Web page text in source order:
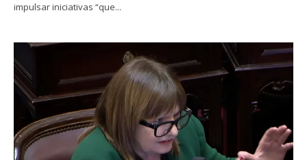
impulsar iniciativas “que...